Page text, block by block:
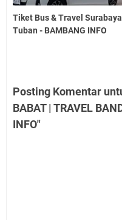
Tiket Bus & Travel
Tuban - BAMBANG INFO
Posting Komentar
BABAT | TRAVEL
INFO"